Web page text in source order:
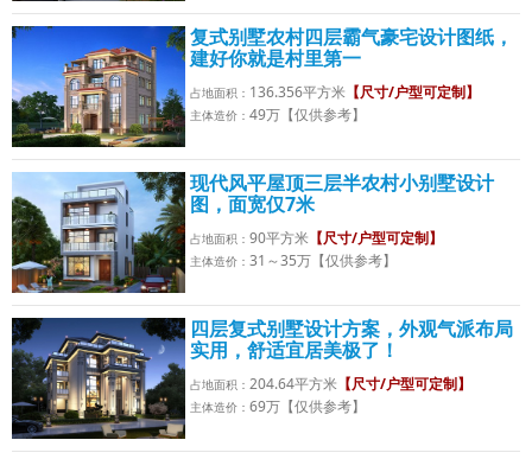
复式别墅农村四层霸气豪宅设计图纸，
建好你就是村里第一
占地面积： 136.356平方米 【尺寸/户型可定制】
主体造价： 49万【仅供参考】
现代风平屋顶三层半农村小别墅设计
图，面宽仅7米
占地面积： 90平方米 【尺寸/户型可定制】
主体造价： 31～35万【仅供参考】
四层复式别墅设计方案，外观气派布局
实用，舒适宜居美极了！
占地面积： 204.64平方米 【尺寸/户型可定制】
主体造价： 69万【仅供参考】